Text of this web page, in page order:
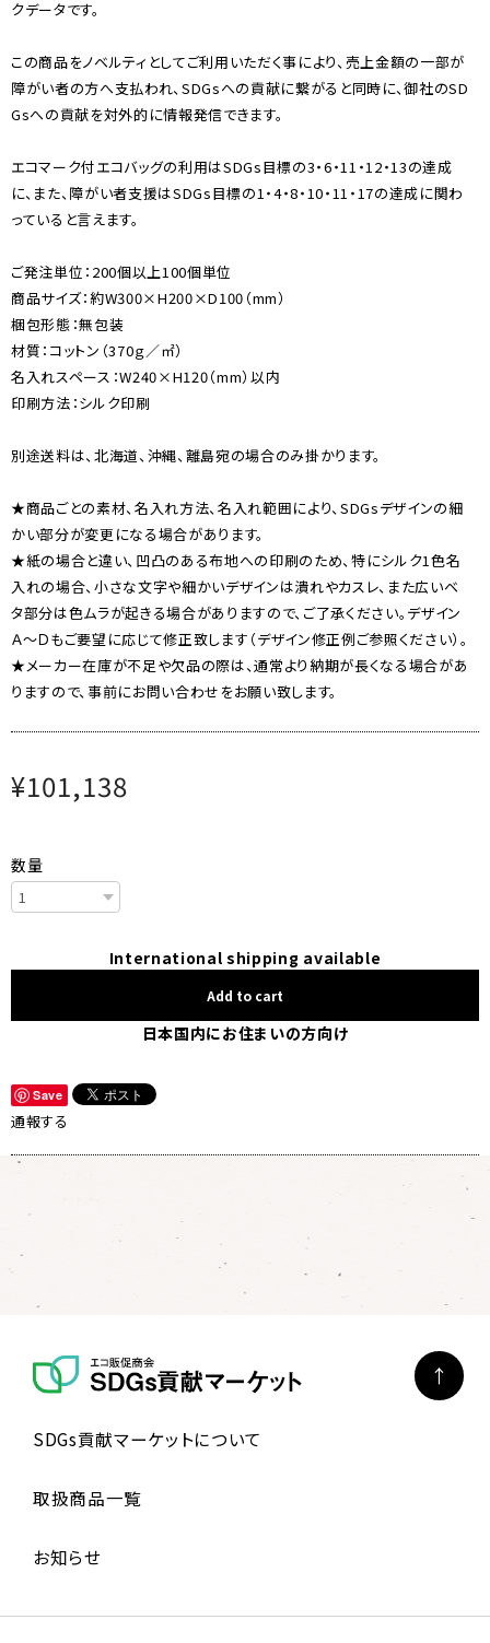
クデータです。
この商品をノベルティとしてご利用いただく事により、売上金額の一部が
障がい者の方へ支払われ、SDGsへの貢献に繋がると同時に、御社のSD
Gsへの貢献を対外的に情報発信できます。
エコマーク付エコバッグの利用はSDGs目標の3・6・11・12・13の達成
に、また、障がい者支援はSDGs目標の1・4・8・10・11・17の達成に関わ
っていると言えます。
ご発注単位：200個以上100個単位
商品サイズ：約W300×H200×D100（mm）
梱包形態：無包装
材質：コットン（370ｇ／㎡）
名入れスペース：W240×H120（mm）以内
印刷方法：シルク印刷
別途送料は、北海道、沖縄、離島宛の場合のみ掛かります。
★商品ごとの素材、名入れ方法、名入れ範囲により、SDGsデザインの細
かい部分が変更になる場合があります。
★紙の場合と違い、凹凸のある布地への印刷のため、特にシルク1色名
入れの場合、小さな文字や細かいデザインは潰れやカスレ、また広いベ
タ部分は色ムラが起きる場合がありますので、ご了承ください。デザイン
Ａ〜Ｄもご要望に応じて修正致します（デザイン修正例ご参照ください）。
★メーカー在庫が不足や欠品の際は、通常より納期が長くなる場合があ
りますので、事前にお問い合わせをお願い致します。
¥101,138
数量
International shipping available
Add to cart
日本国内にお住まいの方向け
Save
通報する
SDGs貢献マーケットについて
取扱商品一覧
お知らせ